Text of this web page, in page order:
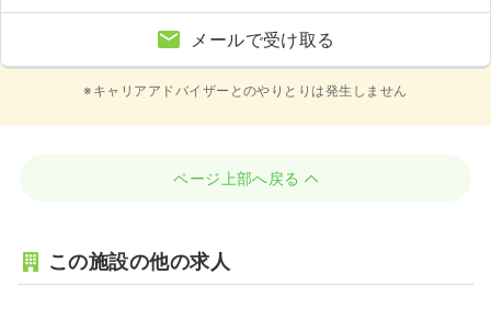
メールで受け取る
※キャリアアドバイザーとのやりとりは発生しません
ページ上部へ戻る
この施設の他の求人